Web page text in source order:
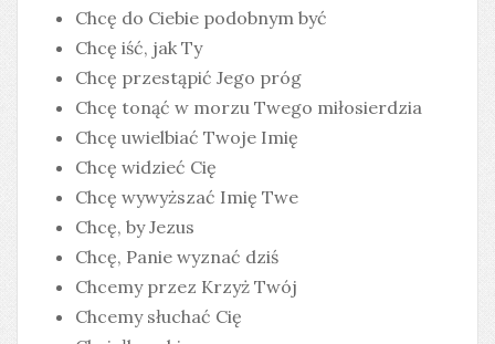
Chcę do Ciebie podobnym być
Chcę iść, jak Ty
Chcę przestąpić Jego próg
Chcę tonąć w morzu Twego miłosierdzia
Chcę uwielbiać Twoje Imię
Chcę widzieć Cię
Chcę wywyższać Imię Twe
Chcę, by Jezus
Chcę, Panie wyznać dziś
Chcemy przez Krzyż Twój
Chcemy słuchać Cię